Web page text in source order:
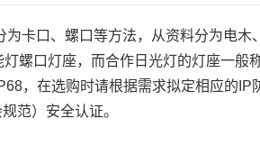
为卡口、螺口等方法，从资料分为电
螺口灯座，而合作日光灯的灯座一般
，在选购时请根据需求拟定相应的IP
范）安全认证。